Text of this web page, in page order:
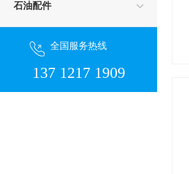
石油配件
全国服务热线
137 1217 1909